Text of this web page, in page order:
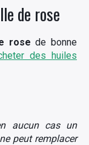
de rose
rosede bonne
des huiles
aucun cas un
peut remplacer